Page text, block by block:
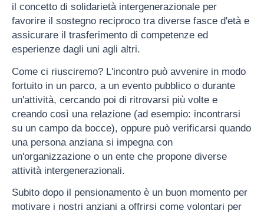
il concetto di solidarietà intergenerazionale per
favorire il sostegno reciproco tra diverse fasce d'età e
assicurare il trasferimento di competenze ed
esperienze dagli uni agli altri.
Come ci riusciremo? L'incontro può avvenire in modo
fortuito in un parco, a un evento pubblico o durante
un'attività, cercando poi di ritrovarsi più volte e
creando così una relazione (ad esempio: incontrarsi
su un campo da bocce), oppure può verificarsi quando
una persona anziana si impegna con
un'organizzazione o un ente che propone diverse
attività intergenerazionali.
Subito dopo il pensionamento è un buon momento per
motivare i nostri anziani a offrirsi come volontari per